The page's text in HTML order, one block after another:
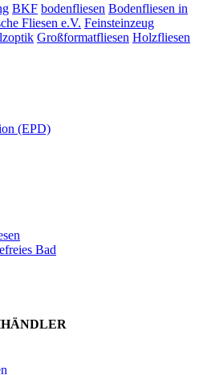
BKF bodenfliesen Bodenfliesen in
Fliesen e.V. Feinsteinzeug
Großformatfliesen Holzfliesen
(EPD)
Bad